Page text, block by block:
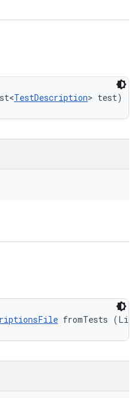
TestDescription> test)
fromTests